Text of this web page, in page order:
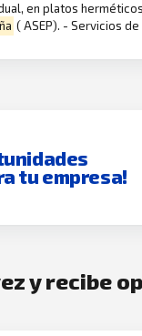
en platos
( ASEP). - Servicios
tu empresa!
y recibe